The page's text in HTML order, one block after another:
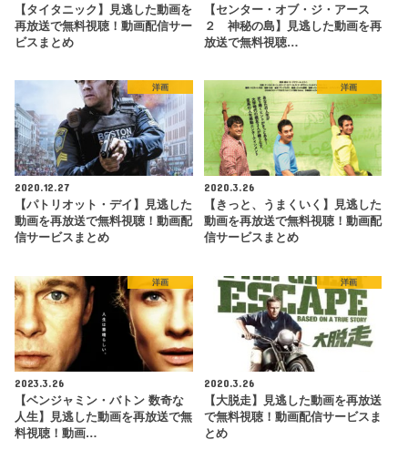
【タイタニック】見逃した動画を
再放送で無料視聴！動画配信サー
ビスまとめ
【センター・オブ・ジ・アース
２ 神秘の島】見逃した動画を再
放送で無料視聴…
洋画
2020.12.27
【パトリオット・デイ】見逃した
動画を再放送で無料視聴！動画配
信サービスまとめ
洋画
2020.3.26
【きっと、うまくいく】見逃した
動画を再放送で無料視聴！動画配
信サービスまとめ
洋画
2023.3.26
【ベンジャミン・バトン 数奇な
人生】見逃した動画を再放送で無
料視聴！動画…
洋画
2020.3.26
【大脱走】見逃した動画を再放送
で無料視聴！動画配信サービスま
とめ